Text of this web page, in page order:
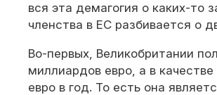
вся эта демагогия о каких-то
членства в ЕС разбивается о
Во-первых, Великобритании
миллиардов евро, а в
евро в год. То есть она